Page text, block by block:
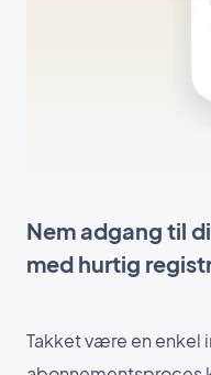
Nem adgang til
med hurtig
Takket være en enkel